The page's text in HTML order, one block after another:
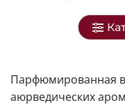
Парфюмированная
аюрведических